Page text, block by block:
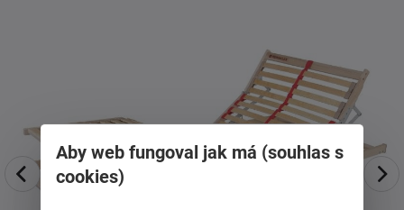
Aby web fungoval jak má (souhlas s
cookies)